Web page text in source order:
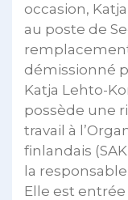
occasion,
au poste de
démissionné
Katja Lehto-
possède une
travail à
finlandais
la
Elle est entrée